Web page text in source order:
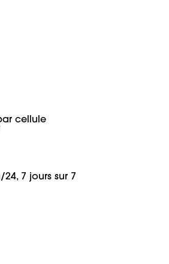
cellule